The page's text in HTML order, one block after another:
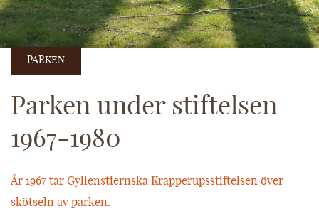
PARKEN
Parken under stiftelsen
1967-1980
År 1967 tar Gyllenstiernska Krapperupsstiftelsen över
skötseln av parken.